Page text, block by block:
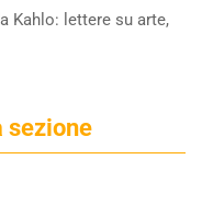
Kahlo: lettere su arte,
sezione